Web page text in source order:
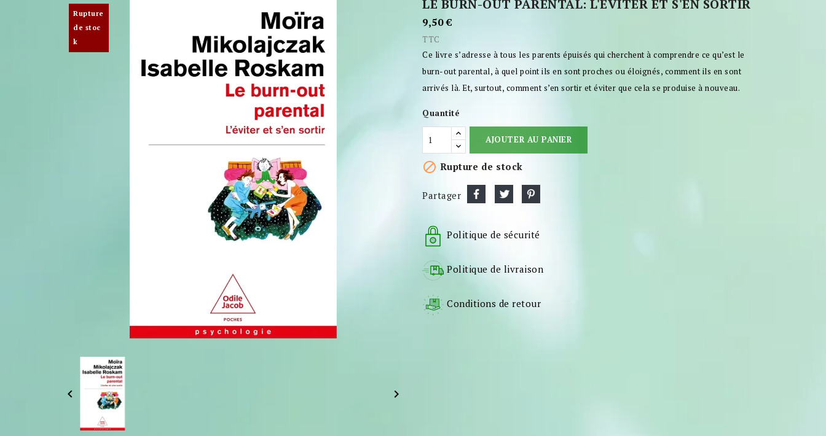
Rupture
de stoc
k
 
LE BURN-OUT PARENTAL: L'ÉVITER ET S'EN SORTIR
9,50 €
TTC
Ce livre s’adresse à tous les parents épuisés qui cherchent à comprendre ce qu’est le
burn-out parental, à quel point ils en sont proches ou éloignés, comment ils en sont
arrivés là. Et, surtout, comment s’en sortir et éviter que cela se produise à nouveau.
Quantité
AJOUTER AU PANIER
 Rupture de stock
Partager
Politique de sécurité
Politique de livraison
Conditions de retour